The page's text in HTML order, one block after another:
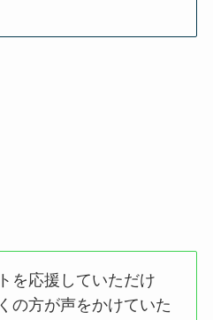
を応援していただけ
の方が声をかけていた